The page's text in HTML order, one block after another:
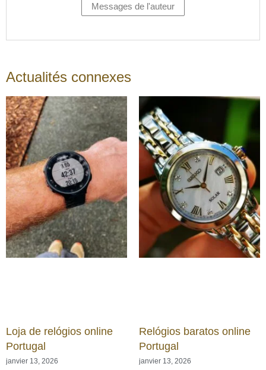
Messages de l'auteur
Actualités connexes
Loja de relógios online
Portugal
janvier 13, 2026
Relógios baratos online
Portugal
janvier 13, 2026